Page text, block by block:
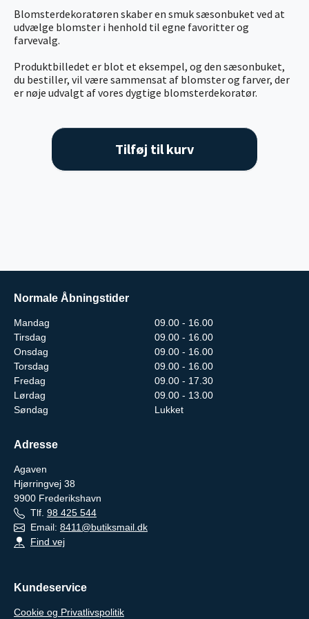
Blomsterdekoratøren skaber en smuk sæsonbuket ved at
udvælge blomster i henhold til egne favoritter og
farvevalg.
Produktbilledet er blot et eksempel, og den sæsonbuket,
du bestiller, vil være sammensat af blomster og farver, der
er nøje udvalgt af vores dygtige blomsterdekoratør.
Tilføj til kurv
Normale Åbningstider
Mandag
09.00 - 16.00
Tirsdag
09.00 - 16.00
Onsdag
09.00 - 16.00
Torsdag
09.00 - 16.00
Fredag
09.00 - 17.30
Lørdag
09.00 - 13.00
Søndag
Lukket
Adresse
Agaven
Hjørringvej 38
9900 Frederikshavn
Tlf. 98 425 544
Email: 8411@butiksmail.dk
Find vej
Kundeservice
Cookie og Privatlivspolitik